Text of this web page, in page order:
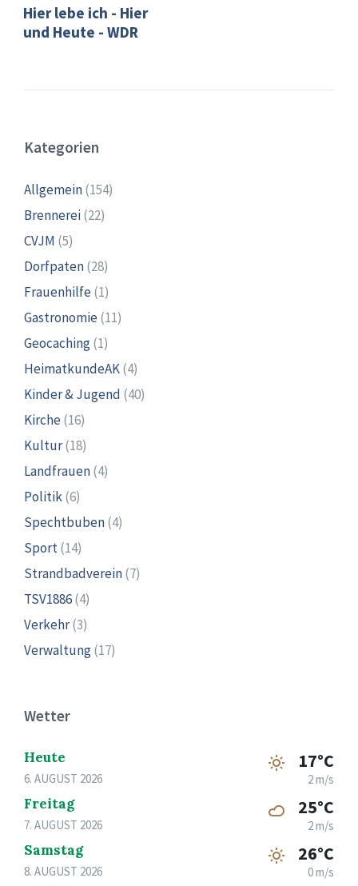
Hier lebe ich - Hier
und Heute - WDR
Kategorien
Allgemein(154)
Brennerei(22)
CVJM (5)
Dorfpaten(28)
Frauenhilfe(1)
Gastronomie(11)
Geocaching(1)
HeimatkundeAK(4)
Kinder & Jugend (40)
Kirche(16)
Kultur(18)
Landfrauen(4)
Politik(6)
Spechtbuben(4)
Sport(14)
Strandbadverein(7)
TSV1886(4)
Verkehr(3)
Verwaltung(17)
Wetter
Heute
6. AUGUST 2026
17°C
2 m/s
Freitag
7. AUGUST 2026
25°C
2 m/s
Samstag
8. AUGUST 2026
26°C
0 m/s